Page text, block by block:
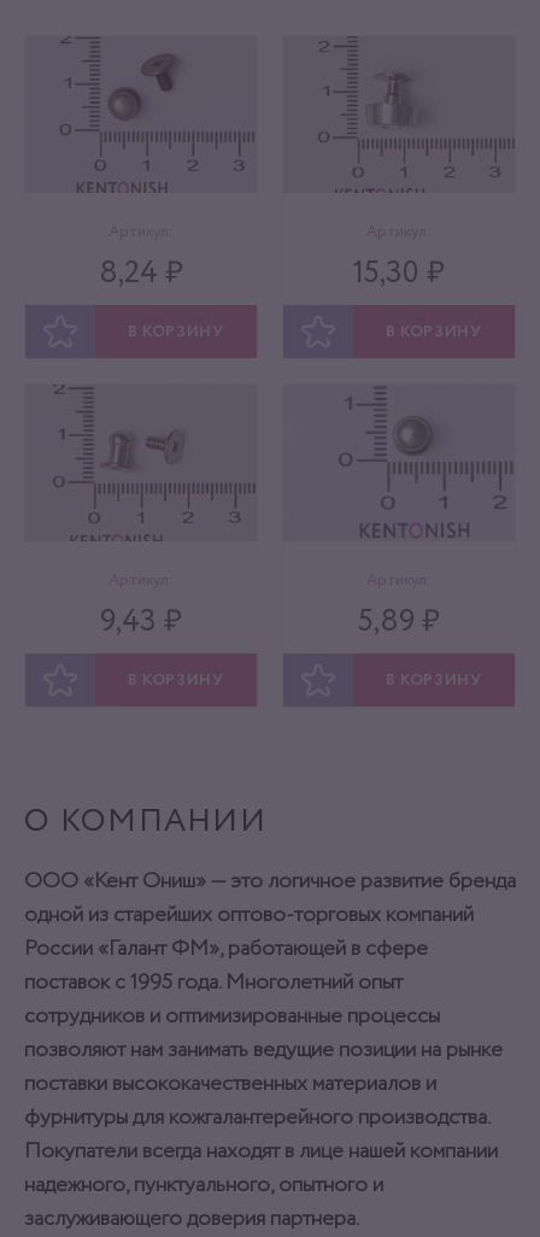
8,24 ₽
В КОРЗИНУ
15,30 ₽
В КОРЗИНУ
9,43 ₽
В КОРЗИНУ
5,89 ₽
В КОРЗИНУ
О КОМПАНИИ
ООО «Кент Ониш» — это логичное развитие бренда
одной из старейших оптово-торговых компаний
России «Галант ФМ», работающей в сфере
поставок с 1995 года. Многолетний опыт
сотрудников и оптимизированные процессы
позволяют нам занимать ведущие позиции на рынке
поставки высококачественных материалов и
фурнитуры для кожгалантерейного производства.
Покупатели всегда находят в лице нашей компании
надежного, пунктуального, опытного и
заслуживающего доверия партнера.